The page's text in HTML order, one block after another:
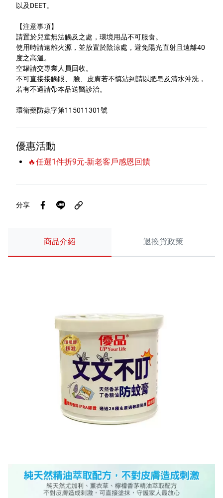
以及DEET。
【注意事項】
請置於兒童無法觸及之處，環境用品不可服食。
使用時請遠離火源，並放置於陰涼處，避免陽光直射且遠離40
度之高溫。
空罐請交專業人員回收。
不可直接接觸眼、 臉、皮膚若不慎沾到請以肥皂及清水沖洗，
若有不適請帶本品送醫診治。
環衛藥防蟲字第115011301號
優惠活動
🔥任選1件折9元-新老客戶感恩回饋
分享
商品介紹 退換貨政策